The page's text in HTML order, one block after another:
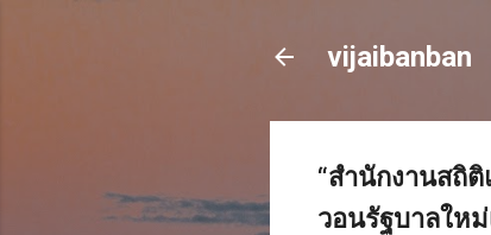
vijaibanban
“สำนักงานสถิ
วอนรัฐบาลให